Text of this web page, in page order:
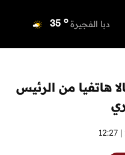
دبا الفجيرة 35 o
أم القيوين 36 o
الفجيرة
هاتفيا من الرئيس